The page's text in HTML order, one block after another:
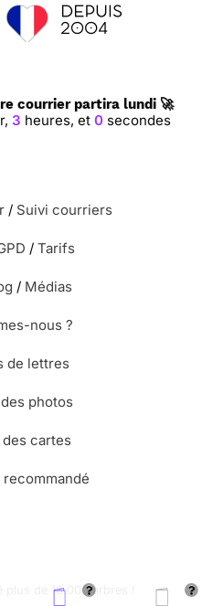
courrier partira lundi 🚀
2 heures,59minutes et59